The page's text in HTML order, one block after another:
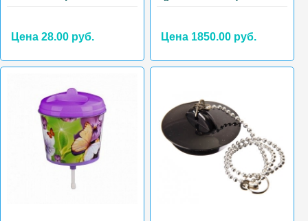
Цена 28.00 руб. Цена 1850.00 руб.